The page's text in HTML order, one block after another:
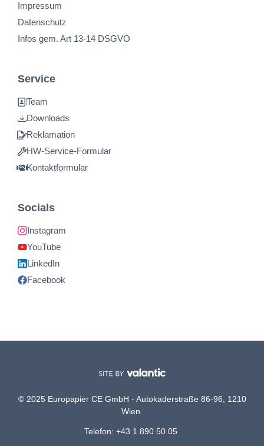
Impressum
Datenschutz
Infos gem. Art 13-14 DSGVO
Service
Team
Downloads
Reklamation
HW-Service-Formular
Kontaktformular
Socials
Instagram
YouTube
LinkedIn
Facebook
© 2025 Europapier CE GmbH - Autokaderstraße 86-96, 1210
Wien
Telefon: +43 1 890 50 05